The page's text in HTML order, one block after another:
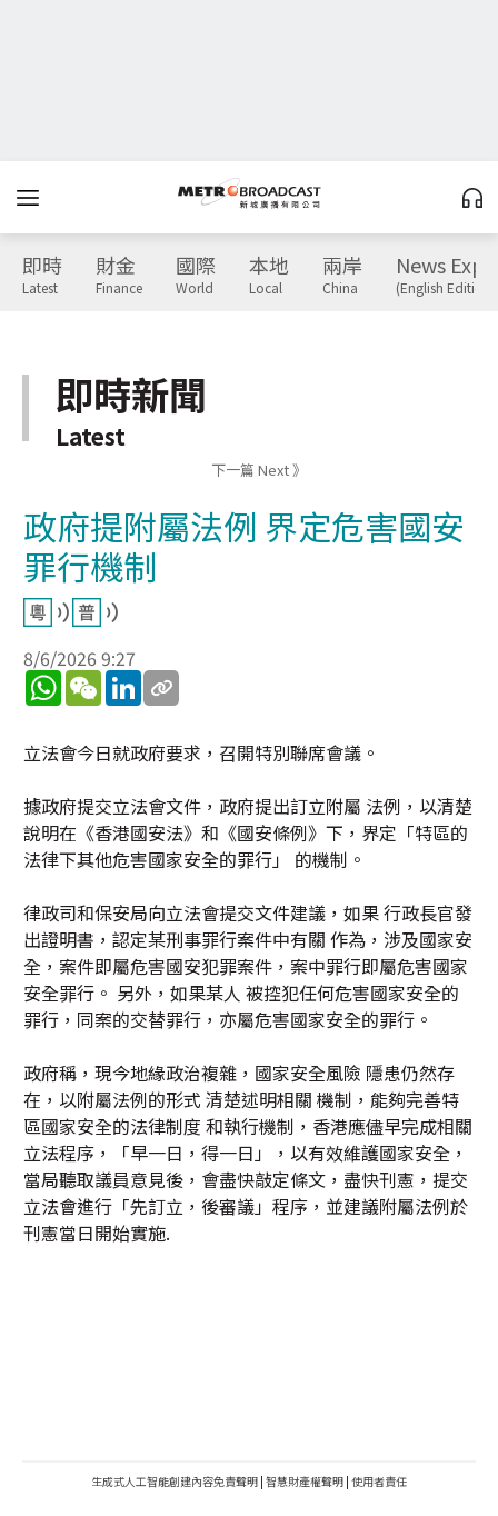
即時
Latest
財金
Finance
國際
World
本地
Local
兩岸
China
News
(English Edition)
即時新聞
Latest
下一篇 Next 》
政府提附屬法例 界定危害國安
罪行機制
8/6/2026 9:27
WhatsApp
WeChatLinkedIn
立法會今日就政府要求，召開特別聯席會議。
據政府提交立法會文件，政府提出訂立附屬 法例，以清楚
說明在《香港國安法》和《國安條例》下，界定「特區的
法律下其他危害國家安全的罪行」 的機制。
律政司和保安局向立法會提交文件建議，如果 行政長官發
出證明書，認定某刑事罪行案件中有關 作為，涉及國家安
全，案件即屬危害國安犯罪案件，案中罪行即屬危害國家
安全罪行。 另外，如果某人 被控犯任何危害國家安全的
罪行，同案的交替罪行，亦屬危害國家安全的罪行。
政府稱，現今地緣政治複雜，國家安全風險 隱患仍然存
在，以附屬法例的形式 清楚述明相關 機制，能夠完善特
區國家安全的法律制度 和執行機制，香港應儘早完成相關
立法程序，「早一日，得一日」，以有效維護國家安全，
當局聽取議員意見後，會盡快敲定條文，盡快刊憲，提交
立法會進行「先訂立，後審議」程序，並建議附屬法例於
刊憲當日開始實施.
生成式人工智能創建內容免責聲明 | 智慧財產權聲明 | 使用者責任